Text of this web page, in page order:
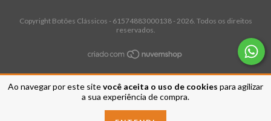
Ao navegar por este sitevocê aceita o uso de cookies para agilizar
a sua experiência de compra.
Copyright Botões Clássicos - 61574883000138 - 2026. Todos os direitos
reservados.